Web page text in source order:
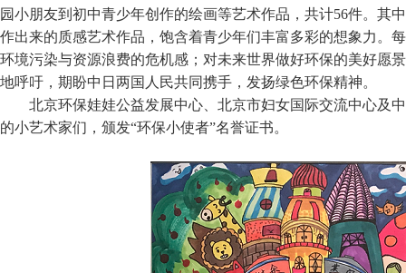
园小朋友到初中青少年创作的绘画等艺术作品，共计56件。其
作出来的质感艺术作品，饱含着青少年们丰富多彩的想象力。
环境污染与资源浪费的危机感；对未来世界做好环保的美好愿
地呼吁，期盼中日两国人民共同携手，发扬绿色环保精神。
北京环保娃娃公益发展中心、北京市妇女国际交流中心及
的小艺术家们，颁发“环保小使者”名誉证书。